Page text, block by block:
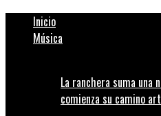
Inicio
Música
La ranchera suma una
comienza su camino